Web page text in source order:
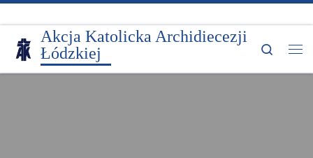
Przejdź do treści
Akcja Katolicka Archidiecezji
Łódzkiej
Search